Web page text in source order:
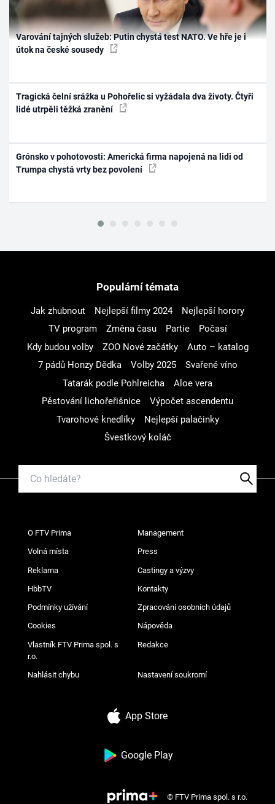
Varování tajných služeb: Putin chystá test NATO. Ve hře je i
útok na české sousedy
Tragická čelní srážka u Pohořelic si vyžádala dva životy. Čtyři
lidé utrpěli těžká zranění
Grónsko v pohotovosti: Americká firma napojená na lidi od
Trumpa chystá vrty bez povolení
Populární témata
Jak zhubnout Nejlepší filmy 2024
Nejlepší horory
TV program
Změna času Partie
Počasí
Kdy budou volby
ZOO Nové začátky
Auto – katalog
7 pádů Honzy Dědka
Volby 2025
Svařené víno
Tatarák podle Pohlreicha
Aloe vera
Pěstování lichořeřišnice
Výpočet ascendentu
Tvarohové knedlíky
Nejlepší palačinky
Švestkový koláč
O FTV Prima Management
Volná místa Press
Reklama Castingy a výzvy
HbbTV Kontakty
Podmínky užívání Zpracování osobních údajů
Cookies Nápověda
Vlastník FTV Prima spol. s
r.o.
Redakce
Nahlásit chybu Nastavení soukromí
App Store
Google Play
© FTV Prima spol. s r.o.